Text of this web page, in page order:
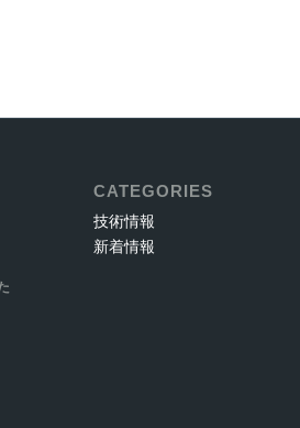
CATEGORIES
技術情報
新着情報